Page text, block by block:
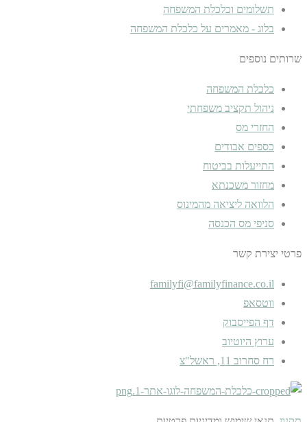
תשלומים וכלכלת המשפחה
בלוג - מאמרים על כלכלת המשפחה
שרותים נוספים
כלכלת המשפחה
ניהול תקציב משפחתי
החזרי מס
כספים אבודים
התייעלות בביטוח
מחזור משכנתא
הלוואה ליציאה מהמינוס
סניפי מס הכנסה
פרטי יצירת קשר
familyfi@familyfinance.co.il
ווטסאפ
דף הפייסבוק
ערוץ היוטיוב
רח סחרוב 11, ראשל"צ